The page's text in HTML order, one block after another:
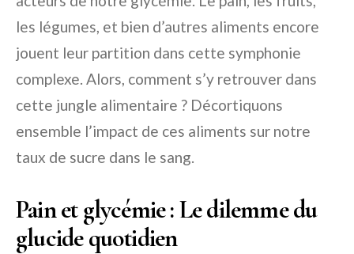
les légumes, et bien d’autres aliments encore
jouent leur partition dans cette symphonie
complexe. Alors, comment s’y retrouver dans
cette jungle alimentaire ? Décortiquons
ensemble l’impact de ces aliments sur notre
taux de sucre dans le sang.
Pain et glycémie : Le dilemme du
glucide quotidien